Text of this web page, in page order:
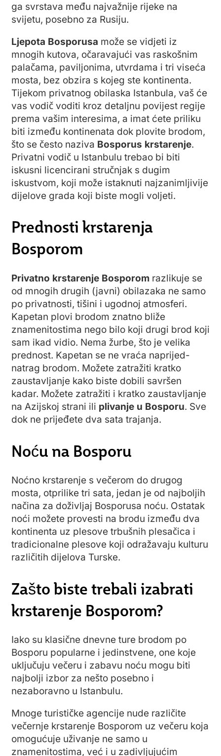
ga svrstava među najvažnije rijeke na
svijetu, posebno za Rusiju.
Ljepota Bosporusa može se vidjeti iz
mnogih kutova, očaravajući vas raskošnim
palačama, paviljonima, utvrdama i tri viseća
mosta, bez obzira s kojeg ste kontinenta.
Tijekom privatnog obilaska Istanbula, vaš će
vas vodič voditi kroz detaljnu povijest regije
prema vašim interesima, a imat ćete priliku
biti između kontinenata dok plovite brodom,
što se često naziva Bosporus krstarenje.
Privatni vodič u Istanbulu trebao bi biti
iskusni licencirani stručnjak s dugim
iskustvom, koji može istaknuti najzanimljivije
dijelove grada koji biste mogli voljeti.
Prednosti krstarenja
Bosporom
Privatno krstarenje Bosporom razlikuje se
od mnogih drugih (javni) obilazaka ne samo
po privatnosti, tišini i ugodnoj atmosferi.
Kapetan plovi brodom znatno bliže
znamenitostima nego bilo koji drugi brod koji
sam ikad vidio. Nema žurbe, što je velika
prednost. Kapetan se ne vraća naprijed-
natrag brodom. Možete zatražiti kratko
zaustavljanje kako biste dobili savršen
kadar. Možete zatražiti i kratko zaustavljanje
na Azijskoj strani ili plivanje u Bosporu. Sve
dok ne prijeđete dva sata trajanja.
Noću na Bosporu
Noćno krstarenje s večerom do drugog
mosta, otprilike tri sata, jedan je od najboljih
načina za doživljaj Bosporusa noću. Ostatak
noći možete provesti na brodu između dva
kontinenta uz plesove trbušnih plesačica i
tradicionalne plesove koji odražavaju kulturu
različitih dijelova Turske.
Zašto biste trebali izabrati
krstarenje Bosporom?
Iako su klasične dnevne ture brodom po
Bosporu popularne i jedinstvene, one koje
uključuju večeru i zabavu noću mogu biti
najbolji izbor za nešto posebno i
nezaboravno u Istanbulu.
Mnoge turističke agencije nude različite
večernje krstarenje Bosporom uz večeru koja
omogućuje uživanje ne samo u
znamenitostima, već i u zadivljujućim